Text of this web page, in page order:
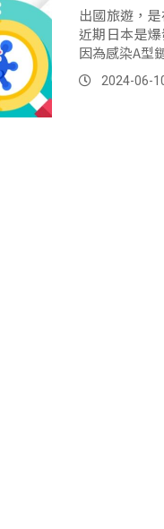
出國旅遊，
近期日本是
因為感染A型
2024-06-